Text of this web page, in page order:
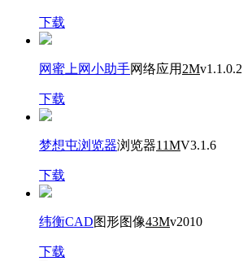
下载
网蜜上网小助手网络应用 2Mv1.1.0.2
下载
梦想屯浏览器浏览器11MV3.1.6
下载
纬衡CAD图形图像43Mv2010
下载